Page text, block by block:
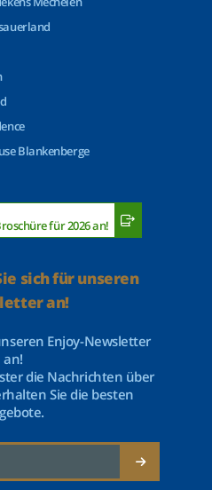
Blankenberge
für 2026 an!
sich für unseren
an!
Enjoy-Newsletter
an!
die Nachrichten über
Sie die besten